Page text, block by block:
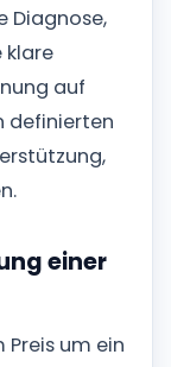
Diagnose,
klare
auf
definierten
einer
Preis um ein